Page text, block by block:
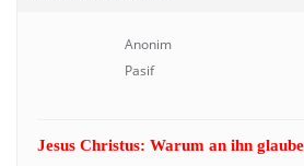
Anonim
Pasif
Jesus Christus: Warum an ihn